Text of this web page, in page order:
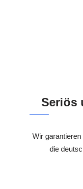
Seriös
Wir
die